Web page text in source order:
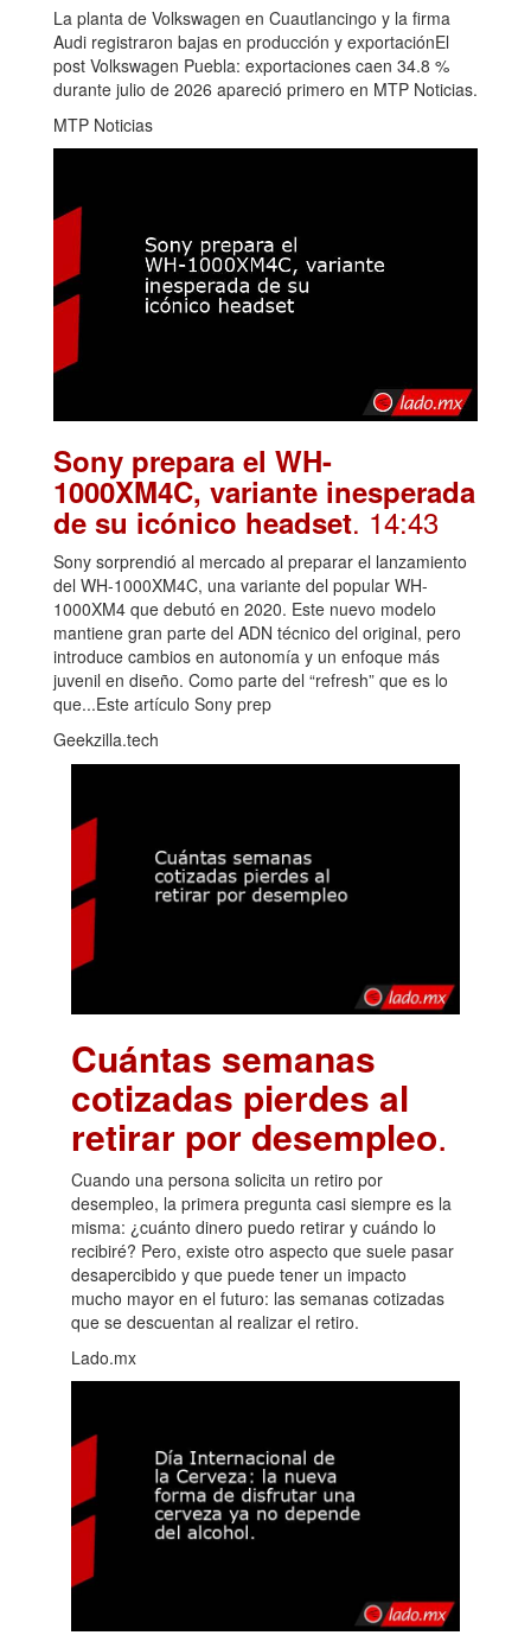
La planta de Volkswagen en Cuautlancingo y la firma
Audi registraron bajas en producción y exportaciónEl
post Volkswagen Puebla: exportaciones caen 34.8 %
durante julio de 2026 apareció primero en MTP Noticias.
MTP Noticias
Sony prepara el WH-
1000XM4C, variante inesperada
de su icónico headset. 14:43
Sony sorprendió al mercado al preparar el lanzamiento
del WH-1000XM4C, una variante del popular WH-
1000XM4 que debutó en 2020. Este nuevo modelo
mantiene gran parte del ADN técnico del original, pero
introduce cambios en autonomía y un enfoque más
juvenil en diseño. Como parte del “refresh” que es lo
que...Este artículo Sony prep
Geekzilla.tech
Cuántas semanas
cotizadas pierdes al
retirar por desempleo.
Cuando una persona solicita un retiro por
desempleo, la primera pregunta casi siempre es la
misma: ¿cuánto dinero puedo retirar y cuándo lo
recibiré? Pero, existe otro aspecto que suele pasar
desapercibido y que puede tener un impacto
mucho mayor en el futuro: las semanas cotizadas
que se descuentan al realizar el retiro.
Lado.mx